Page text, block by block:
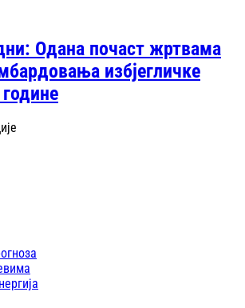
Одана почаст жртвама
избјегличке